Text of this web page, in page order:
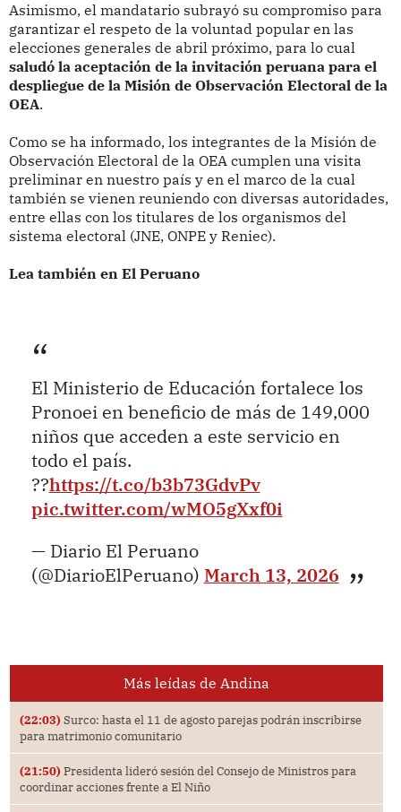
Asimismo, el mandatario subrayó su compromiso para
garantizar el respeto de la voluntad popular en las
elecciones generales de abril próximo, para lo cual
saludó la aceptación de la invitación peruana para el
despliegue de la Misión de Observación Electoral de la
OEA.
Como se ha informado, los integrantes de la Misión de
Observación Electoral de la OEA cumplen una visita
preliminar en nuestro país y en el marco de la cual
también se vienen reuniendo con diversas autoridades,
entre ellas con los titulares de los organismos del
sistema electoral (JNE, ONPE y Reniec).
Lea también en El Peruano
El Ministerio de Educación fortalece los
Pronoei en beneficio de más de 149,000
niños que acceden a este servicio en
todo el país.
??https://t.co/b3b73GdvPv
pic.twitter.com/wMO5gXxf0i
— Diario El Peruano
(@DiarioElPeruano) March 13, 2026
Más leídas de Andina
(22:03) Surco: hasta el 11 de agosto parejas podrán inscribirse
para matrimonio comunitario
(21:50) Presidenta lideró sesión del Consejo de Ministros para
coordinar acciones frente a El Niño